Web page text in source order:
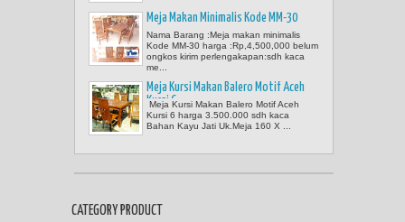
Meja Makan Minimalis Kode MM-30
Nama Barang :Meja makan minimalis
Kode MM-30 harga :Rp,4,500,000 belum
ongkos kirim perlengakapan:sdh kaca
me...
Meja Kursi Makan Balero Motif Aceh
Kursi 6
Meja Kursi Makan Balero Motif Aceh
Kursi 6 harga 3.500.000 sdh kaca
Bahan Kayu Jati Uk.Meja 160 X ...
CATEGORY PRODUCT